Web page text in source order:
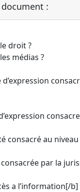
:
droit ?
médias ?
consacré au
par la
a l’information[/b]